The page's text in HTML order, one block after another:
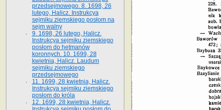
przedsejmowego. 8. 1698, 26
lutego, Halicz. Instrukcya
sejmiku ziemskiego posłom na
sejm walny
9. 1698, 26 lutego, Halicz.
Instrukcya sejmiku ziemskiego
posłom do hetmanów
koronnych. 10. 1699, 28
kwietnia, Halicz. Laudum
sejmiku ziemskiego
przedsejmowego
11. 1699, 28 kwietnia, Halicz.
Instrukcya sejmiku ziemskiego
posłom do króla
12. 1699, 28 kwietnia, Halicz.